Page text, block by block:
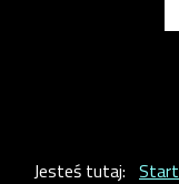
Jesteś tutaj: Start